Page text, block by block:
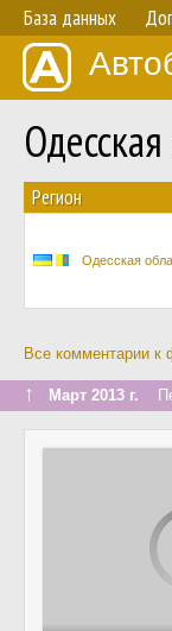
База данных
Регион
Одесская
Все комментарии к
↑ Март 2013 г.